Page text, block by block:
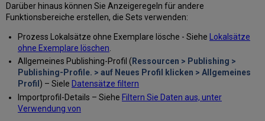
erstellen
Felder
für
formularbasierte
Anzeigeregeln
definieren
Testen
einer
formularbasierten
Anzeigeregel
Darüber hinaus können Sie Anzeigeregeln für andere
Funktionsbereiche erstellen, die Sets verwenden:
Prozess Lokalsätze ohne Exemplare lösche - Siehe
Lokalsätze
ohne Exemplare löschen
Allgemeines Publishing-Profil ( Ressourcen > Publishing >
Publishing-Profile. > auf Neues Profil klicken > Allgemeines
Profil ) – Siele Datensätze filtern
Importprofil-Details – Siehe Filtern Sie Daten aus, unter
Verwendung von